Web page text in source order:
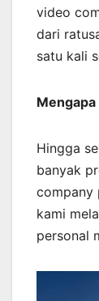
video
dari
satu kali
Hingga
banyak
company
kami
personal